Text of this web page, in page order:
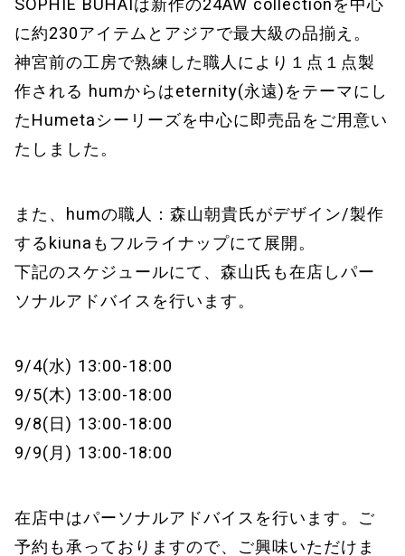
SOPHIE BUHAIは新作の24AW collectionを中心
に約230アイテムとアジアで最大級の品揃え。
神宮前の工房で熟練した職人により１点１点製
作される humからはeternity(永遠)をテーマにし
たHumetaシーリーズを中心に即売品をご用意い
たしました。
また、humの職人：森山朝貴氏がデザイン/製作
するkiunaもフルライナップにて展開。
下記のスケジュールにて、森山氏も在店しパー
ソナルアドバイスを行います。
9/4(水) 13:00-18:00
9/5(木) 13:00-18:00
9/8(日) 13:00-18:00
9/9(月) 13:00-18:00
在店中はパーソナルアドバイスを行います。ご
予約も承っておりますので、ご興味いただけま